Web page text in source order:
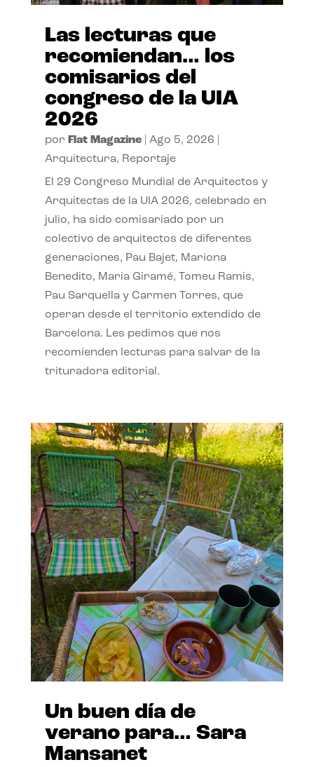
Las lecturas que
recomiendan… los
comisarios del
congreso de la UIA
2026
por Flat Magazine| Ago 5, 2026
Arquitectura, Reportaje
El 29 Congreso Mundial de Arquitectos y
Arquitectas de la UIA 2026, celebrado en
julio, ha sido comisariado por un
colectivo de arquitectos de diferentes
generaciones, Pau Bajet, Mariona
Benedito, Maria Giramé, Tomeu Ramis,
Pau Sarquella y Carmen Torres, que
operan desde el territorio extendido de
Barcelona. Les pedimos que nos
recomienden lecturas para salvar de la
trituradora editorial.
Un buen día de
verano para… Sara
Mansanet